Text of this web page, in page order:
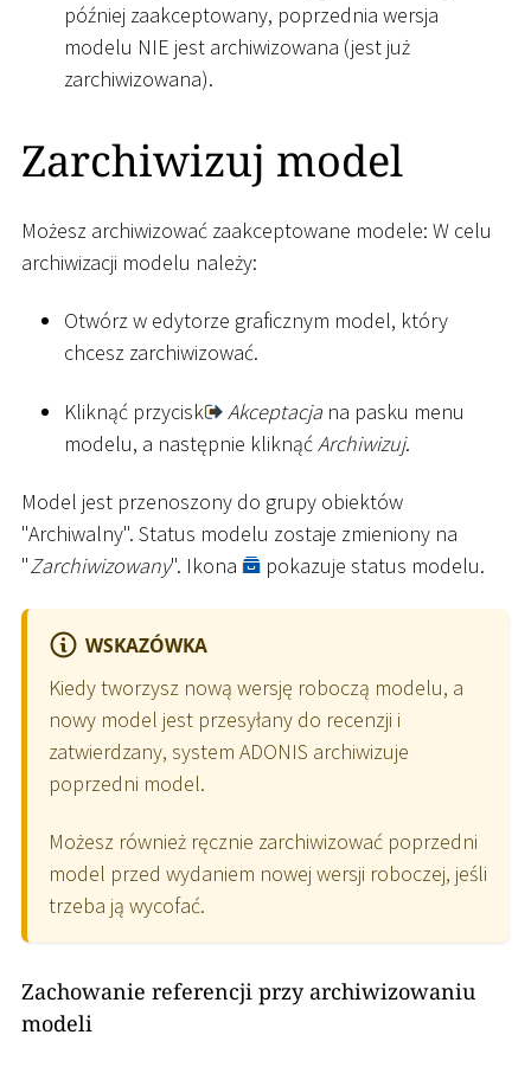
później zaakceptowany, poprzednia wersja
modelu NIE jest archiwizowana (jest już
zarchiwizowana).
Zarchiwizuj model
Możesz archiwizować zaakceptowane modele: W celu
archiwizacji modelu należy:
Otwórz w edytorze graficznym model, który
chcesz zarchiwizować.
Kliknąć przycisk Akceptacja na pasku menu
modelu, a następnie kliknąćArchiwizuj.
Model jest przenoszony do grupy obiektów
"Archiwalny". Status modelu zostaje zmieniony na
"Zarchiwizowany". Ikona pokazuje status modelu.
WSKAZÓWKA
Kiedy tworzysz nową wersję roboczą modelu, a
nowy model jest przesyłany do recenzji i
zatwierdzany, system ADONIS archiwizuje
poprzedni model.
Możesz również ręcznie zarchiwizować poprzedni
model przed wydaniem nowej wersji roboczej, jeśli
trzeba ją wycofać.
Zachowanie referencji przy archiwizowaniu
modeli